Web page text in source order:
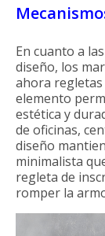
En cuanto a
diseño, los
ahora regletas
elemento
estética y
de oficinas,
diseño
minimalista
regleta de
romper la